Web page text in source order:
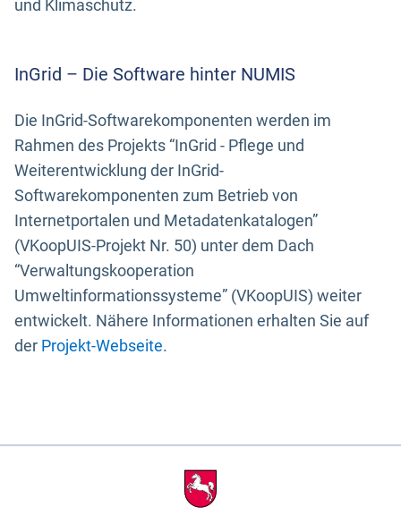
und Klimaschutz.
InGrid – Die Software hinter NUMIS
Die InGrid-Softwarekomponenten werden im
Rahmen des Projekts “InGrid - Pflege und
Weiterentwicklung der InGrid-
Softwarekomponenten zum Betrieb von
Internetportalen und Metadatenkatalogen”
(VKoopUIS-Projekt Nr. 50) unter dem Dach
“Verwaltungskooperation
Umweltinformationssysteme” (VKoopUIS) weiter
entwickelt. Nähere Informationen erhalten Sie auf
der Projekt-Webseite.